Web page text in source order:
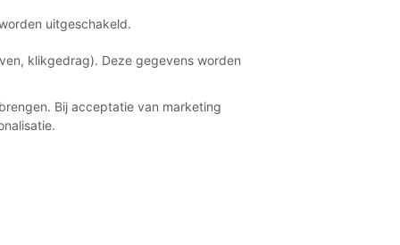
uitgeschakeld.
klikgedrag). Deze gegevens worden
Bij acceptatie van marketing